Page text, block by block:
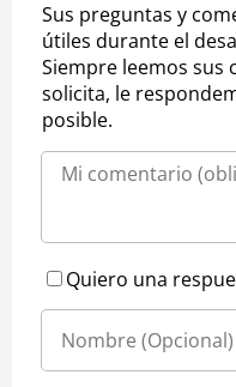
Sus preguntas y
útiles durante el
Siempre leemos sus
solicita, le
posible.
Quiero una